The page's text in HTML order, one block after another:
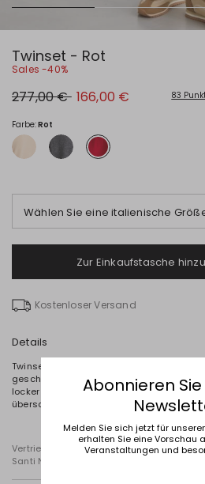
Twinset - Rot
Sales -40%
Ursprünglicher
Preis
€
277,00 € Neuer
Preis
166,00 € 83
Farbe:Rot
Wählen Sie eine italienische
Zur Einkaufstasche
Kostenloser Versand
Details
Twinset aus Wolle und Kaschmir,
geschnittenen Kurzarmpullover mit
locker fallenden Cardigan mit V-
überschnittener Schulter und
Vertrieben von Diffusione Tessile S.r.l.,
Santi Nr. 8, 42025 Reggio Emilia (Italien)
Abonnieren
Melden Sie sich jetzt für
erhalten Sie eine Vorschau
Veranstaltungen und